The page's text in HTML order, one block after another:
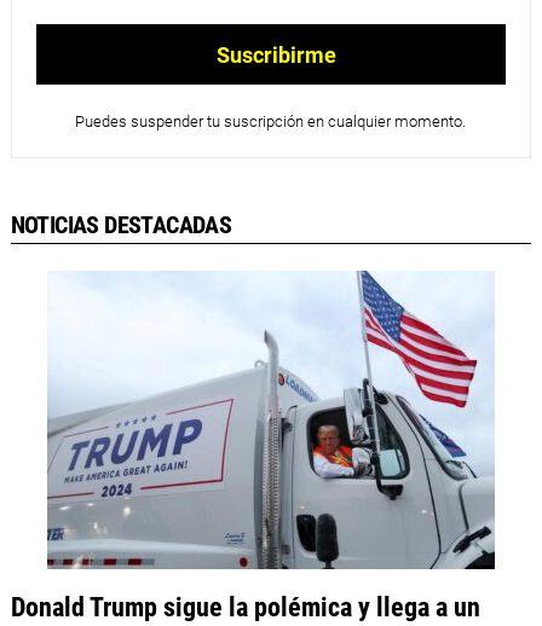
Puedes suspender tu suscripción en cualquier momento.
NOTICIAS DESTACADAS
Donald Trump sigue la polémica y llega a un